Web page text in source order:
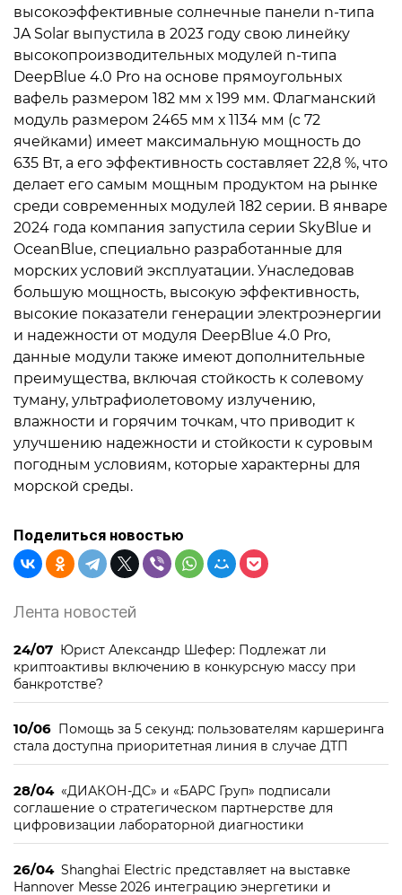
высокоэффективные солнечные панели n-типа
JA Solar выпустила в 2023 году свою линейку
высокопроизводительных модулей n-типа
DeepBlue 4.0 Pro на основе прямоугольных
вафель размером 182 мм х 199 мм. Флагманский
модуль размером 2465 мм х 1134 мм (с 72
ячейками) имеет максимальную мощность до
635 Вт, а его эффективность составляет 22,8 %, что
делает его самым мощным продуктом на рынке
среди современных модулей 182 серии. В январе
2024 года компания запустила серии SkyBlue и
OceanBlue, специально разработанные для
морских условий эксплуатации. Унаследовав
большую мощность, высокую эффективность,
высокие показатели генерации электроэнергии
и надежности от модуля DeepBlue 4.0 Pro,
данные модули также имеют дополнительные
преимущества, включая стойкость к солевому
туману, ультрафиолетовому излучению,
влажности и горячим точкам, что приводит к
улучшению надежности и стойкости к суровым
погодным условиям, которые характерны для
морской среды.
Поделиться новостью
Лента новостей
24/07 Юрист Александр Шефер: Подлежат ли
криптоактивы включению в конкурсную массу при
банкротстве?
10/06 Помощь за 5 секунд: пользователям каршеринга
стала доступна приоритетная линия в случае ДТП
28/04 «ДИАКОН-ДС» и «БАРС Груп» подписали
соглашение о стратегическом партнерстве для
цифровизации лабораторной диагностики
26/04 Shanghai Electric представляет на выставке
Hannover Messe 2026 интеграцию энергетики и